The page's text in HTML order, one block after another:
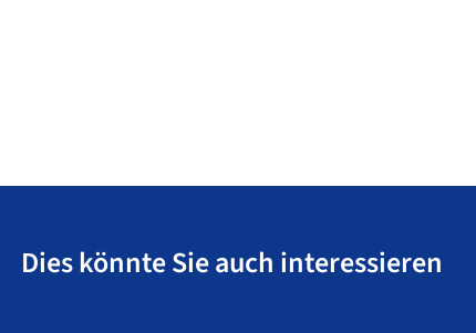
Dies könnte Sie auch interessieren